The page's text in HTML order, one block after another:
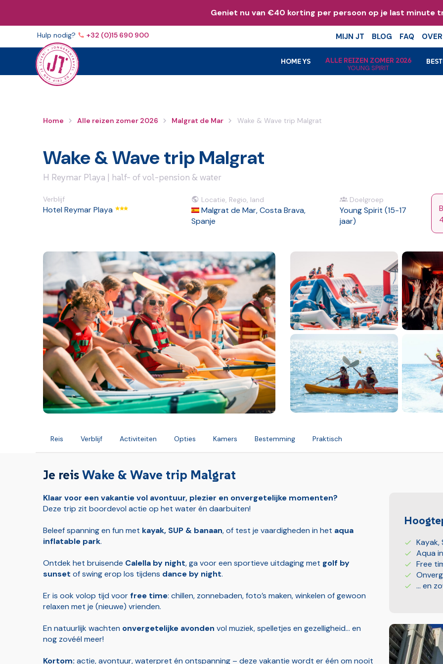
Geniet nu van €40 korting per persoon op je last minute
Hulp nodig? +32 (0)15 690 900 MIJN JT BLOG FAQ
HOME YS ALLE REIZEN ZOMER 2026
YOUNG SPIRIT
Home Alle reizen zomer 2026 Malgrat de Mar Wake & Wave trip Malgrat
Wake & Wave trip Malgrat
H Reymar Playa | half- of vol-pension & water
Verblijf
Hotel Reymar Playa
Locatie, Regio, land
Malgrat de Mar, Costa Brava,
Spanje
Doelgroep
Young Spirit (15-17
jaar)
Reis Verblijf Activiteiten Opties Kamers Bestemming Praktisch
Ruimbagage (bij vluchten)
Transfer luchthaven-badplaats (bij vluchten)
Je reisWake & Wave trip Malgrat
Klaar voor een vakantie vol avontuur, plezier en onvergetelijke momenten?
Deze trip zit boordevol actie op het water én daarbuiten!
Beleef spanning en fun met kayak, SUP & banaan, of test je vaardigheden in het aqua
inflatable park.
Ontdek het bruisende Calella by night, ga voor een sportieve uitdaging met golf by
sunset of swing erop los tijdens dance by night.
Er is ook volop tijd voorfree time: chillen, zonnebaden, foto’s maken, winkelen of gewoon
relaxen met je (nieuwe) vrienden.
En natuurlijk wachten onvergetelijke avonden vol muziek, spelletjes en gezelligheid… en
nog zovéél meer!
Kortom: actie, avontuur, waterpret én ontspanning – deze vakantie wordt er één om nooit
Kayak,
Aqua
Free
... en